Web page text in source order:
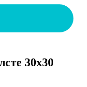
30х30